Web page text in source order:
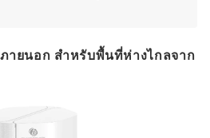
ายนอก สำหรับพื้นที่ห่างไกลจาก